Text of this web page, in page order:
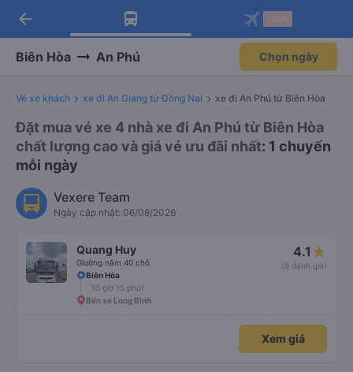
Tải app Vexere ngay!
Nhận ưu đãi thành viên độc
Mở app
Tải app Vexere
-30k/ghế khi đặt vé máy bay qua
Mở app
arrow_back
Biên Hòa An Phú Chọn ngày
Vé xe khách xe đi An Giang từ Đồng Nai xe đi An Phú từ Biên Hòa
Đặt mua vé xe 4 nhà xe đi An Phú từ Biên Hòa
chất lượng cao và giá vé ưu đãi nhất: 1 chuyến
mỗi ngày
Vexere Team
Ngày cập nhật: 06/08/2026
Quang Huy
Giường nằm 40 chỗ
4.1
(9 đánh giá)
Biên Hòa
10 giờ 15 phút
Bến xe Long Bình
Xem giá